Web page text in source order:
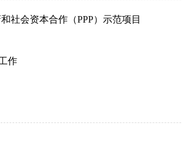
社会资本合作（PPP）示范项目
作